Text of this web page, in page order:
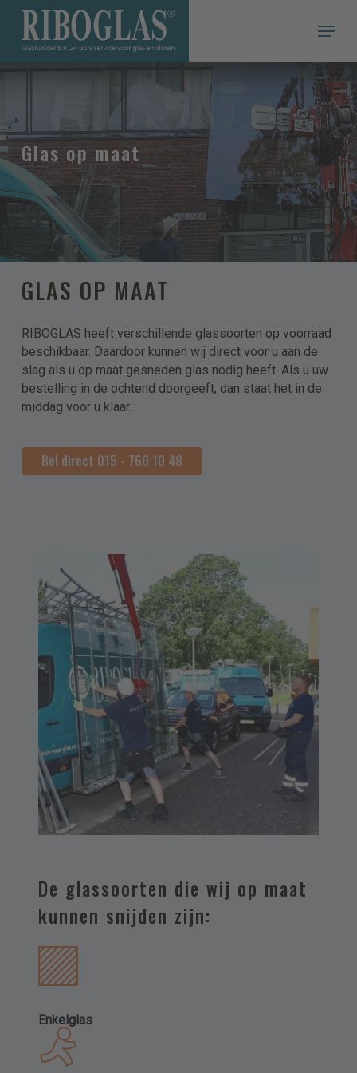
Een offerte snel & gemakkelijk op maat
VRAAG EEN VRIJBLIJVENDE OFFERTE
Persoonlijke informatie
Voor- en achternaam
Adres
Woonplaats
Telefoon
E-mailadres
Bezorgen
Aanvullende informatie
Verdieping?
Lift aanwezig?
Kies uw product/dienst
Kies uw product(en)
Kies uw dienst(en)
Omschrijving en/of stel uw vraag
Skip
main
Menu
Glas op maat
GLAS OP MAAT
RIBOGLAS heeft verschillende glassoorten op voorraad
beschikbaar. Daardoor kunnen wij direct voor u aan de
slag als u op maat gesneden glas nodig heeft. Als u uw
bestelling in de ochtend doorgeeft, dan staat het in de
middag voor u klaar.
Bel direct 015 - 760 10 48
De glassoorten die wij op maat
kunnen snijden zijn:
Enkelglas